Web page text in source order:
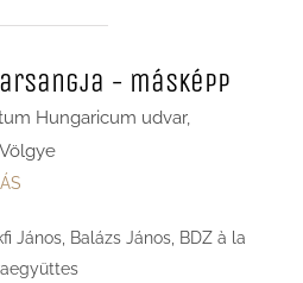
- másképp
Hungaricum udvar,
János, Balázs János, BDZ à la